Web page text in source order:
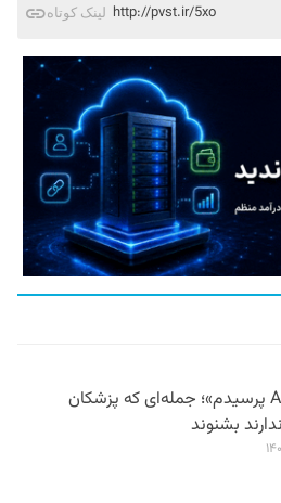
لینک کوتاه http://pvst.ir/5xo
«اول از AI پرسیدم»؛ جمله‌ای که پزشکان
بشنوند